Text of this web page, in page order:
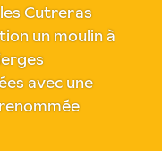
Cutreras
un moulin à
avec une